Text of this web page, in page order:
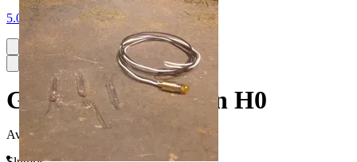
5.0
Godsvagn - Märklin H0
Avslutad
31 maj 09:24